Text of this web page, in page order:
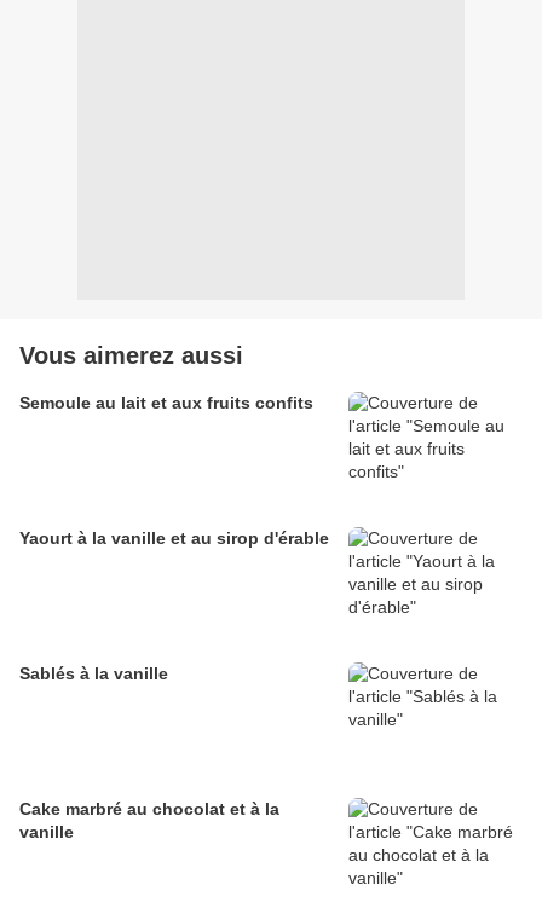
Vous aimerez aussi
Semoule au lait et aux fruits confits
Yaourt à la vanille et au sirop d'érable
Sablés à la vanille
Cake marbré au chocolat et à la
vanille